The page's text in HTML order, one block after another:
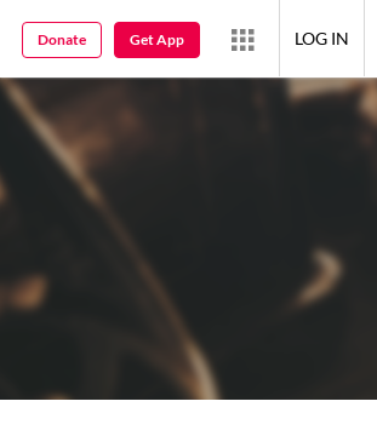
LOG IN
Get App
Donate